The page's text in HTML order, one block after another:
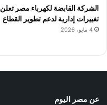
الشركة القابضة لكهرباء مصر تعلن
تغييرات إدارية لدعم تطوير القطاع
4 مايو، 2026
عن مصر اليوم